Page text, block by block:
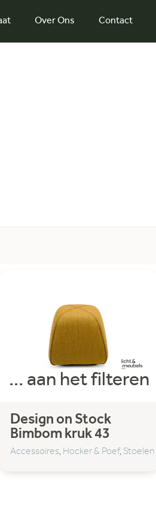
Over Ons Contact
... aan het filteren
Design on Stock
Bimbom kruk 43
Accessoires, Hocker & Poef, Stoelen